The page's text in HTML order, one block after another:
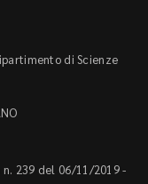
di Scienze
239 del 06/11/2019 -